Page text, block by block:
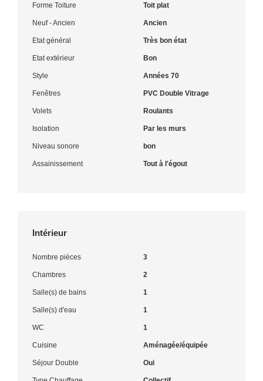
Forme Toiture Toit plat
Neuf - Ancien Ancien
Etat général Très bon état
Etat extérieur Bon
Style Années 70
Fenêtres PVC Double Vitrage
Volets Roulants
Isolation Par les murs
Niveau sonore bon
Assainissement Tout à l'égout
Intérieur
Nombre pièces 3
Chambres 2
Salle(s) de bains 1
Salle(s) d'eau 1
WC 1
Cuisine Aménagée/équipée
Séjour Double Oui